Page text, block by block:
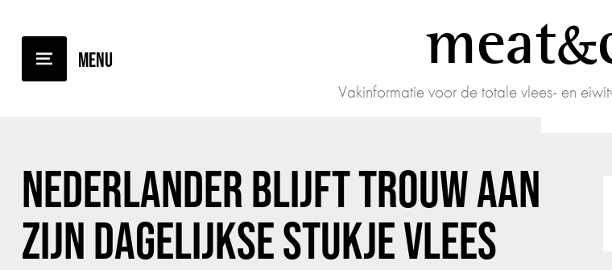
meat
Vakinformatie voor de totale vlees- en
NEDERLANDER BLIJFT TROUW AAN
ZIJN DAGELIJKSE STUKJE VLEES